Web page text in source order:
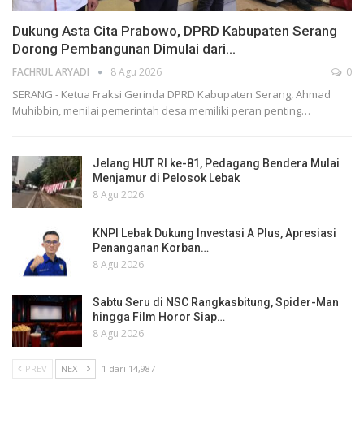
Dukung Asta Cita Prabowo, DPRD Kabupaten Serang
Dorong Pembangunan Dimulai dari…
FACHRUL ARYADI 8 Agu 2026 0
SERANG - Ketua Fraksi Gerinda DPRD Kabupaten Serang, Ahmad
Muhibbin, menilai pemerintah desa memiliki peran penting…
Jelang HUT RI ke-81, Pedagang Bendera Mulai
Menjamur di Pelosok Lebak
8 Agu 2026
KNPI Lebak Dukung Investasi A Plus, Apresiasi
Penanganan Korban…
8 Agu 2026
Sabtu Seru di NSC Rangkasbitung, Spider-Man
hingga Film Horor Siap…
8 Agu 2026
PREV NEXT 1 dari 14,987